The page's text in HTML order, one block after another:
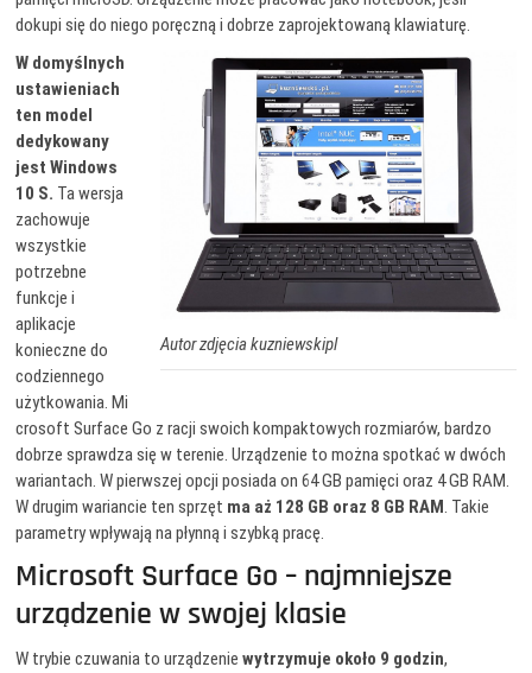
dokupi się do niego poręczną i dobrze zaprojektowaną klawiaturę.
Autor zdjęcia kuzniewskipl
W domyślnych
ustawieniach
ten model
dedykowany
jest Windows
10 S. Ta wersja
zachowuje
wszystkie
potrzebne
funkcje i
aplikacje
konieczne do
codziennego
użytkowania. Mi
crosoft Surface Go z racji swoich kompaktowych rozmiarów, bardzo
dobrze sprawdza się w terenie. Urządzenie to można spotkać w dwóch
wariantach. W pierwszej opcji posiada on 64 GB pamięci oraz 4 GB RAM.
W drugim wariancie ten sprzęt ma aż 128 GB oraz 8 GB RAM. Takie
parametry wpływają na płynną i szybką pracę.
Microsoft Surface Go – najmniejsze
urządzenie w swojej klasie
W trybie czuwania to urządzeniewytrzymuje około 9 godzin,